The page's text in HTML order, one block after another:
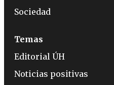
Sociedad
Temas
Editorial ÚH
Noticias positivas